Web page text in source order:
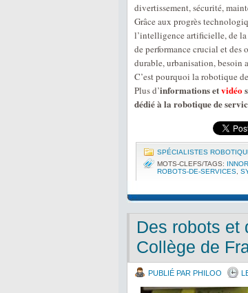
divertissement, sécurité,
Grâce aux progrès
l’intelligence artificielle, de la
de performance crucial et
durable, urbanisation, besoin
C’est pourquoi la robotique
Plus d’informations etvidéo
dédié à la robotique de
SPÉCIALISTES
MOTS-CLEFS/TAGS:
ROBOTS-DE-SERVICES
Des robots et
Collège de
PUBLIÉ PAR PHILOO